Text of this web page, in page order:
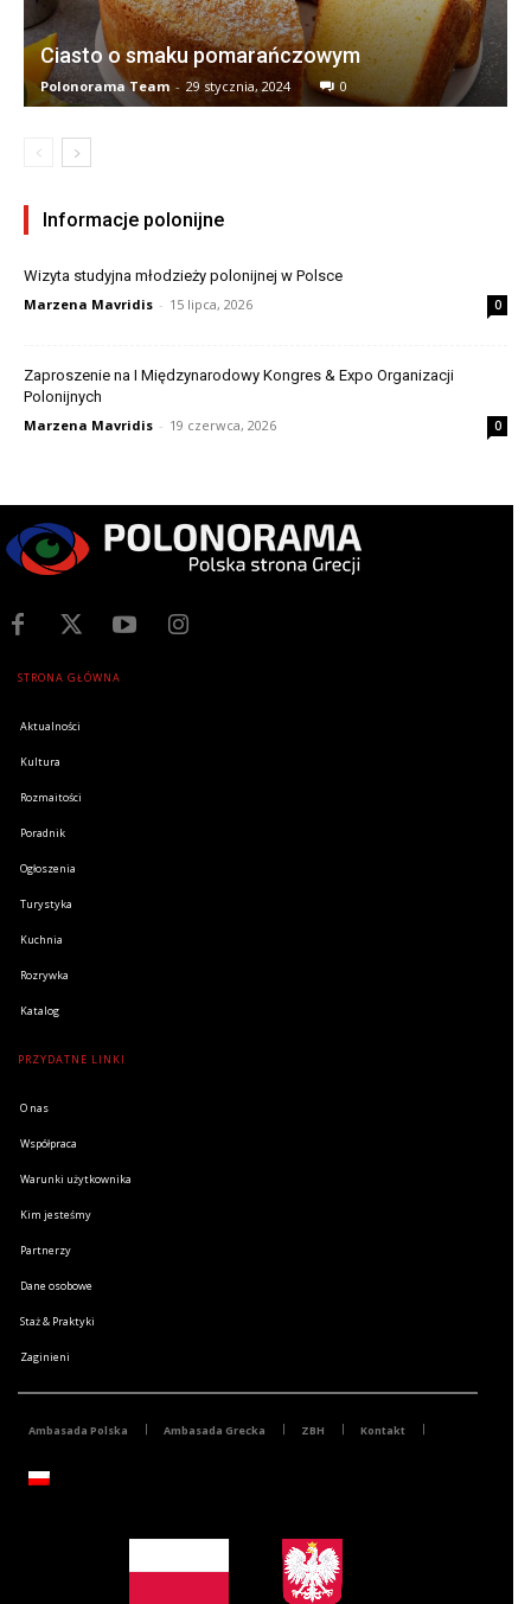
Ciasto o smaku pomarańczowym
Polonorama Team - 29 stycznia, 2024 0
Informacje polonijne
Wizyta studyjna młodzieży polonijnej w Polsce
Marzena Mavridis - 15 lipca, 2026 0
Zaproszenie na I Międzynarodowy Kongres & Expo Organizacji
Polonijnych
Marzena Mavridis - 19 czerwca, 2026 0
STRONA GŁÓWNA
Aktualności
Kultura
Rozmaitości
Poradnik
Ogłoszenia
Turystyka
Kuchnia
Rozrywka
Katalog
PRZYDATNE LINKI
O nas
Współpraca
Warunki użytkownika
Kim jesteśmy
Partnerzy
Dane osobowe
Staż & Praktyki
Zaginieni
Ambasada Polska Ambasada Grecka ZBH Kontakt